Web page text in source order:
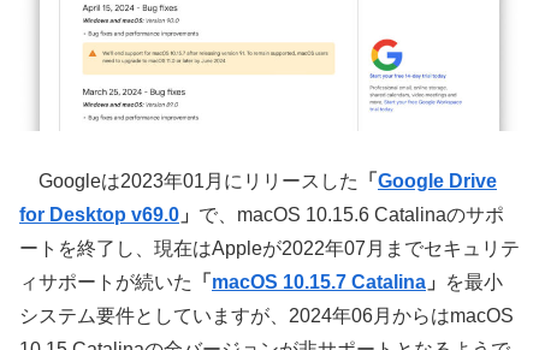
Googleは2023年01月にリリースした 「 Google Drive
for Desktop v69.0 」 で、macOS 10.15.6 Catalinaのサポ
ートを終了し、現在はAppleが2022年07月までセキュリテ
ィサポートが続いた
「 macOS 10.15.7 Catalina 」
を最小
システム要件としていますが、2024年06月からはmacOS